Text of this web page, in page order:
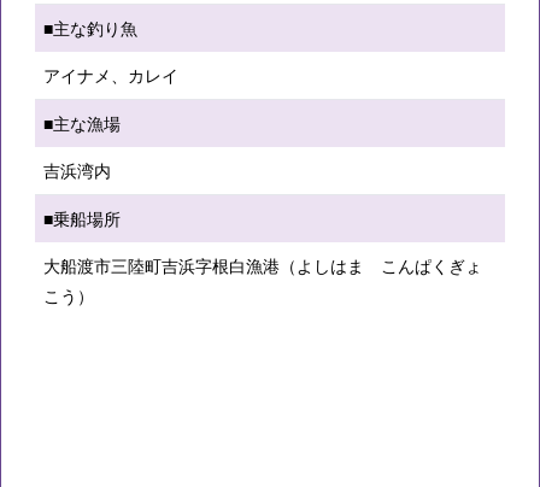
■主な釣り魚
アイナメ、カレイ
■主な漁場
吉浜湾内
■乗船場所
大船渡市三陸町吉浜字根白漁港（よしはま こんぱくぎょ
こう）